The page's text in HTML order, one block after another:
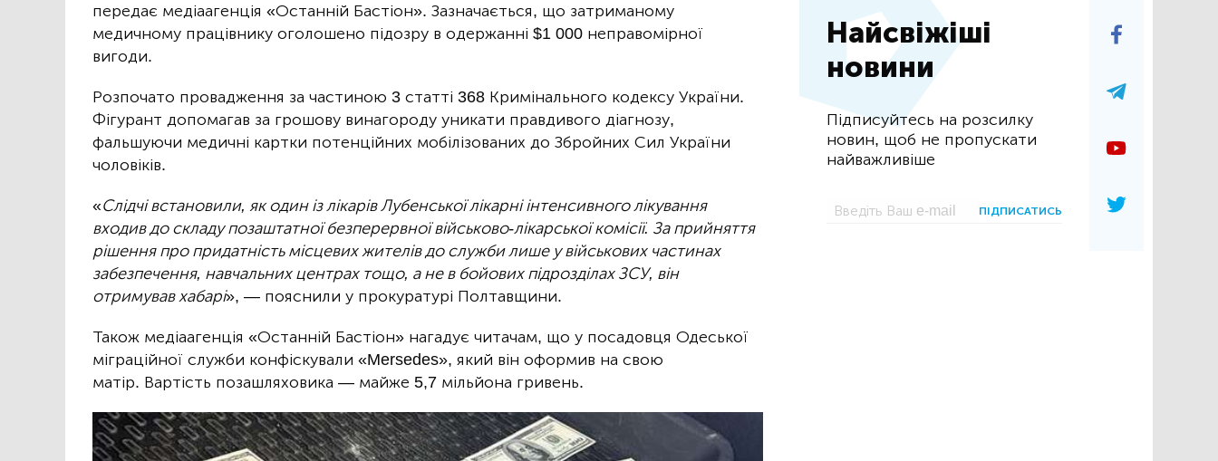
передає медіаагенція «Останній Бастіон». Зазначається, що затриманому
медичному працівнику оголошено підозру в одержанні $1 000 неправомірної
вигоди.
Розпочато провадження за частиною 3 статті 368 Кримінального кодексу України.
Фігурант допомагав за грошову винагороду уникати правдивого діагнозу,
фальшуючи медичні картки потенційних мобілізованих до Збройних Сил України
чоловіків.
«Слідчі встановили, як один із лікарів Лубенської лікарні інтенсивного лікування
входив до складу позаштатної безперервної військово-лікарської комісії. За прийняття
рішення про придатність місцевих жителів до служби лише у військових частинах
забезпечення, навчальних центрах тощо, а не в бойових підрозділах ЗСУ, він
отримував хабарі», — пояснили у прокуратурі Полтавщини.
Також медіаагенція «Останній Бастіон» нагадує читачам, що у посадовця Одеської
міграційної служби конфіскували «Mersedes», який він оформив на свою
матір. Вартість позашляховика — майже 5,7 мільйона гривень.
Найсвіжіші
новини
Підписуйтесь на розсилку
новин, щоб не пропускати
найважливіше
ПІДПИСАТИСЬ